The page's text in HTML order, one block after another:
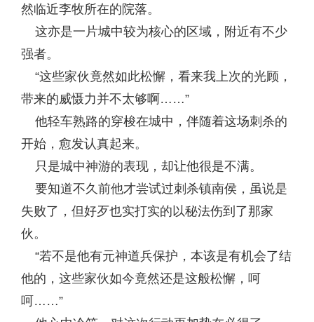
然临近李牧所在的院落。
这亦是一片城中较为核心的区域，附近有不少
强者。
“这些家伙竟然如此松懈，看来我上次的光顾，
带来的威慑力并不太够啊……”
他轻车熟路的穿梭在城中，伴随着这场刺杀的
开始，愈发认真起来。
只是城中神游的表现，却让他很是不满。
要知道不久前他才尝试过刺杀镇南侯，虽说是
失败了，但好歹也实打实的以秘法伤到了那家
伙。
“若不是他有元神道兵保护，本该是有机会了结
他的，这些家伙如今竟然还是这般松懈，呵
呵……”